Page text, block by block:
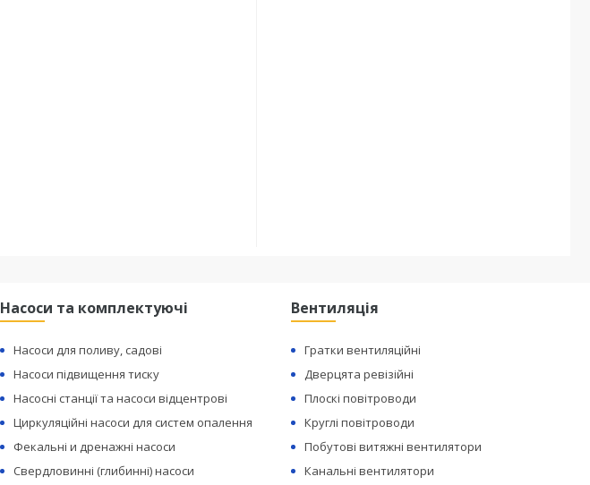
Насоси та комплектуючі
Насоси для поливу, садові
Насоси підвищення тиску
Насосні станції та насоси відцентрові
Циркуляційні насоси для систем опалення
Фекальні и дренажні насоси
Свердловинні (глибинні) насоси
Вентиляція
Гратки вентиляційні
Дверцята ревізійні
Плоскі повітроводи
Круглі повітроводи
Побутові витяжні вентилятори
Канальні вентилятори